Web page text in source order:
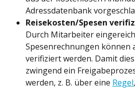
Adressdatenbank
Reisekosten/Spesen
Durch Mitarbeiter
Spesenrechnungen können
verifiziert werden. Damit
zwingend ein
werden, z. B. über eine Regel